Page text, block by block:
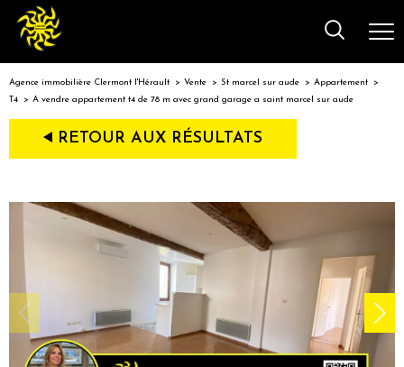
Agence immobilière Clermont l'Hérault Vente St marcel sur aude Appartement
T4 A vendre appartement t4 de 78 m avec grand garage a saint marcel sur aude
RETOUR AUX RÉSULTATS